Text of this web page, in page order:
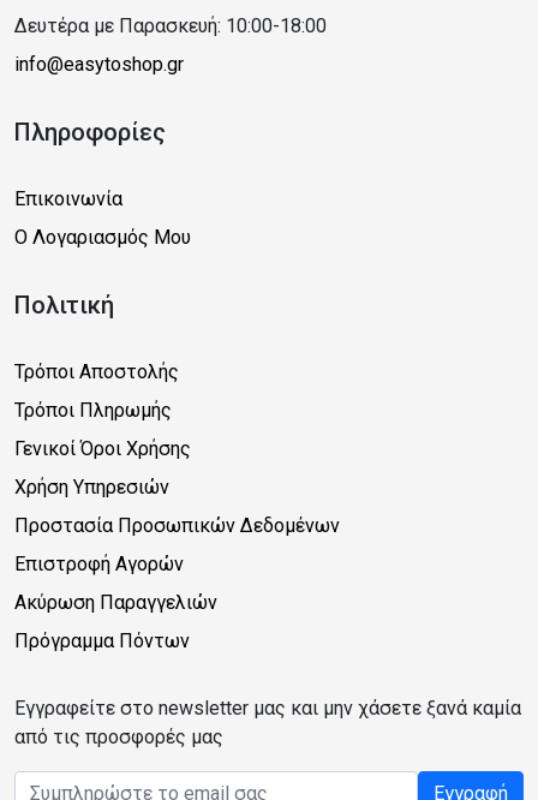
Δευτέρα με Παρασκευή: 10:00-18:00
info@easytoshop.gr
Πληροφορίες
Επικοινωνία
Ο Λογαριασμός Μου
Πολιτική
Τρόποι Αποστολής
Τρόποι Πληρωμής
Γενικοί Όροι Χρήσης
Χρήση Υπηρεσιών
Προστασία Προσωπικών Δεδομένων
Επιστροφή Αγορών
Ακύρωση Παραγγελιών
Πρόγραμμα Πόντων
Εγγραφείτε στο newsletter μας και μην χάσετε ξανά καμία
από τις προσφορές μας
Email address Εγγραφή